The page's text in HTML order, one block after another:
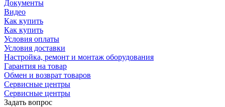
Документы
Видео
Как купить
Как купить
Условия оплаты
Условия доставки
Настройка, ремонт и монтаж оборудования
Гарантия на товар
Обмен и возврат товаров
Сервисные центры
Сервисные центры
Задать вопрос